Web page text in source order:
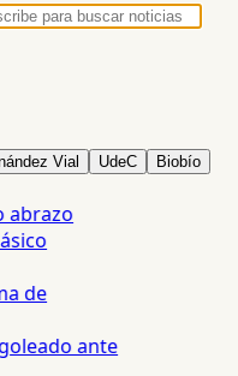
Vial UdeC Biobío
abrazo
de
ante